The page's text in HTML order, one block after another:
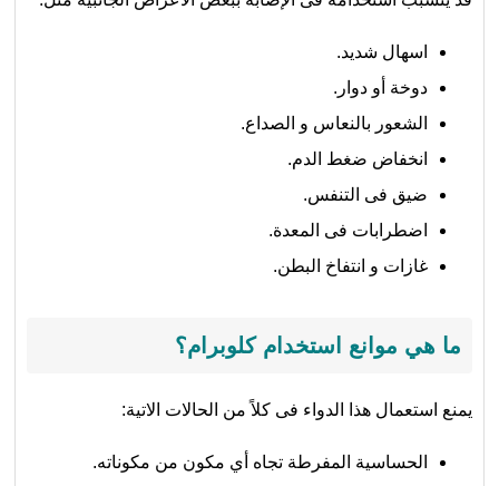
اسهال شديد.
دوخة أو دوار.
الشعور بالنعاس و الصداع.
انخفاض ضغط الدم.
ضيق فى التنفس.
اضطرابات فى المعدة.
غازات و انتفاخ البطن.
ما هي موانع استخدام كلوبرام؟
يمنع استعمال هذا الدواء فى كلاً من الحالات الاتية:
الحساسية المفرطة تجاه أي مكون من مكوناته.